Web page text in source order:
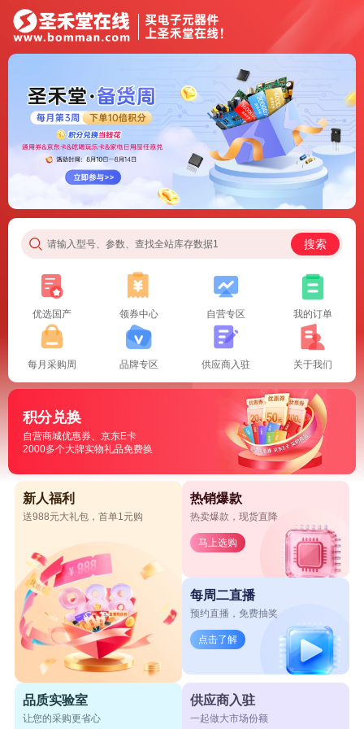
请输入型号、参数、查找全站库存数据1 搜索
优选国产 领券中心 自营专区 我的订单
每月采购周 品牌专区 供应商入驻 关于我们
积分兑换
自营商城优惠券、京东E卡
2000多个大牌实物礼品免费换
新人福利
送988元大礼包，首单1元购
热销爆款
热卖爆款，现货直降
马上选购
每周二直播
预约直播，免费抽奖
点击了解
品质实验室
让您的采购更省心
供应商入驻
一起做大市场份额